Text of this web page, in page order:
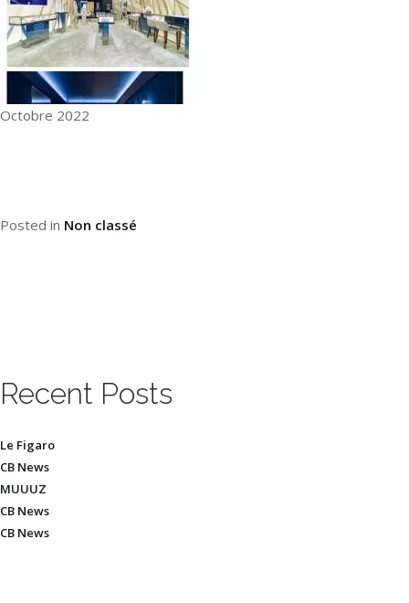
Octobre 2022
Posted in Non classé
Recent Posts
Le Figaro
CB News
MUUUZ
CB News
CB News